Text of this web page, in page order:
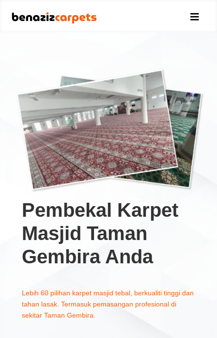

Pembekal Karpet
Masjid Taman
Gembira Anda
Lebih 60 pilihan karpet masjid tebal, berkualiti tinggi dan
tahan lasak. Termasuk pemasangan profesional di
sekitar Taman Gembira.